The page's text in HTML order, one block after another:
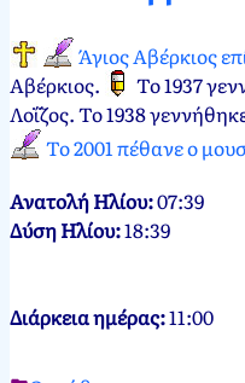
Άγιος Αβέρκιος
Αβέρκιος.
Το 1937
Λοΐζος. Το 1938
Το 2001 πέθανε ο
Ανατολή Ηλίου:07:39
Δύση Ηλίου:18:39
Διάρκεια ημέρας:11:00